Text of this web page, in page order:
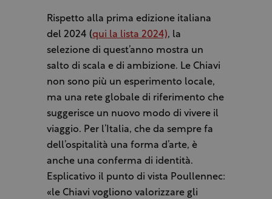
Rispetto alla prima edizione italiana
del 2024 (qui la lista 2024), la
selezione di quest’anno mostra un
salto di scala e di ambizione. Le Chiavi
non sono più un esperimento locale,
ma una rete globale di riferimento che
suggerisce un nuovo modo di vivere il
viaggio. Per l’Italia, che da sempre fa
dell’ospitalità una forma d’arte, è
anche una conferma di identità.
Esplicativo il punto di vista Poullennec:
«le Chiavi vogliono valorizzare gli